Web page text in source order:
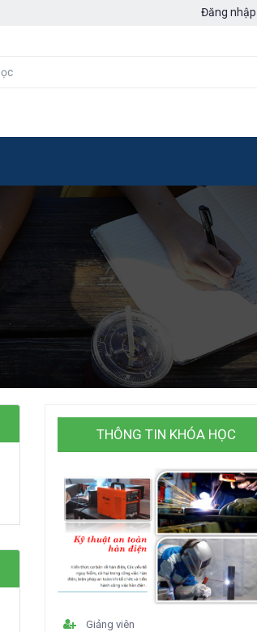
Đăng nhập
THÔNG TIN KHÓA HỌC
Giảng viên